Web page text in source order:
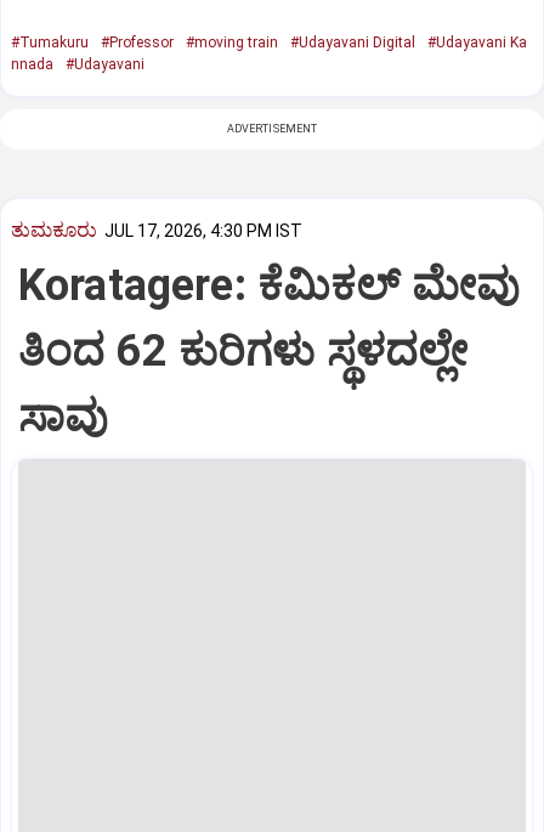
#Tumakuru #Professor #moving train #Udayavani Digital
#Udayavani Ka
nnada
#Udayavani
ADVERTISEMENT
ತುಮಕೂರು JUL 17, 2026, 4:30 PM IST
Koratagere: ಕೆಮಿಕಲ್ ಮೇವು
ತಿಂದ 62 ಕುರಿಗಳು ಸ್ಥಳದಲ್ಲೇ
ಸಾವು